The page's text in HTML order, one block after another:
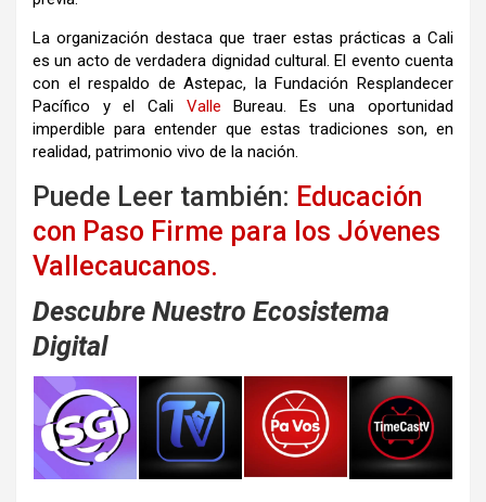
La organización destaca que traer estas prácticas a Cali
es un acto de verdadera dignidad cultural.El evento cuenta
con el respaldo de Astepac, la Fundación Resplandecer
Pacífico y el Cali Valle Bureau. Es una oportunidad
imperdible para entender que estas tradiciones son, en
realidad, patrimonio vivo de la nación.
Puede Leer también: Educación
con Paso Firme para los Jóvenes
Vallecaucanos.
Descubre Nuestro Ecosistema
Digital